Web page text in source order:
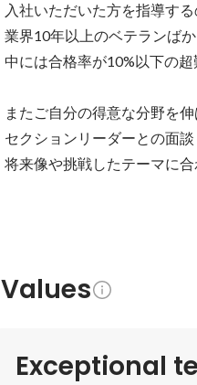
入社いただいた方を指導す
業界10年以上のベテランばか
中には合格率が10%以下の
またご自分の得意な分野を
セクションリーダーとの面談
将来像や挑戦したテーマに
Values
Exceptional